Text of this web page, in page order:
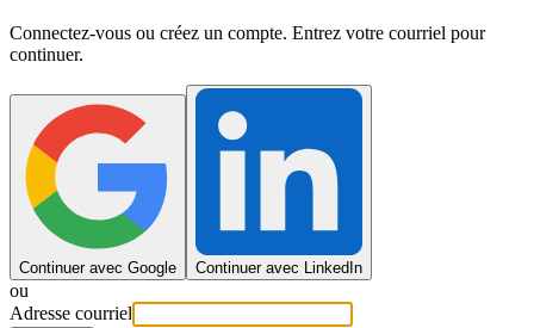
Connectez-vous ou créez un compte. Entrez votre courriel pour
continuer.
Continuer avec Google Continuer avec LinkedIn
ou
Adresse courriel